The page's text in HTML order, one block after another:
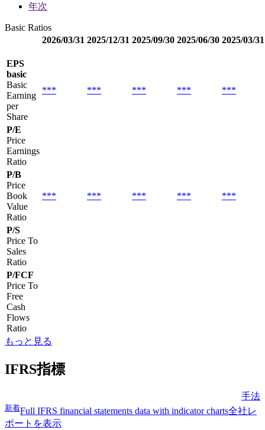
年次
Basic Ratios
2026/03/31 2025/12/31 2025/09/30 2025/06/30 2025/03/31
EPS
basic
Basic
Earning
per
Share
*** *** *** *** ***
P/E
Price
Earnings
Ratio
P/B
Price
Book
Value
Ratio
*** *** *** *** ***
P/S
Price To
Sales
Ratio
P/FCF
Price To
Free
Cash
Flows
Ratio
もっと見る
IFRS指標
手法
新着Full IFRS financial statements data with indicator charts全社レ
ポートを表示